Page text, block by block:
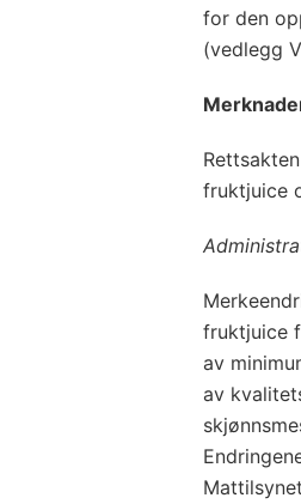
for den
(vedlegg
fruktjuice
fruktjuice
av
av